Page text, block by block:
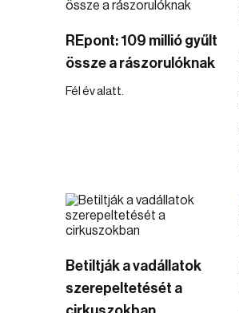
REpont: 109 millió gyűlt
össze a rászorulóknak
Fél év alatt.
Betiltják a vadállatok
szerepeltetését a